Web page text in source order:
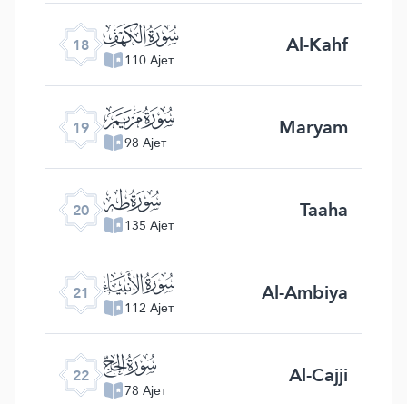
18 ﮞ
110 Ајет Al-Kahf
19 ﮟ
98 Ајет Maryam
20 ﮠ
135 Ајет Taaha
21 ﮡ
112 Ајет Al-Ambiya
22 ﮢ
78 Ајет Al-Cajji